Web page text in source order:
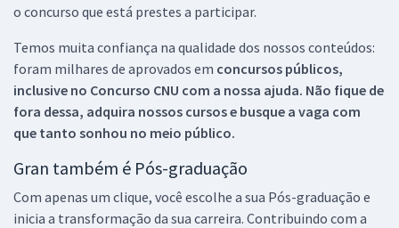
o concurso que está prestes a participar.
Temos muita confiança na qualidade dos nossos conteúdos:
foram milhares de aprovados em concursos públicos,
inclusive no Concurso CNU com a nossa ajuda. Não fique de
fora dessa, adquira nossos cursos e busque a vaga com
que tanto sonhou no meio público.
Gran também é Pós-graduação
Com apenas um clique, você escolhe a sua Pós-graduação e
inicia a transformação da sua carreira. Contribuindo com a